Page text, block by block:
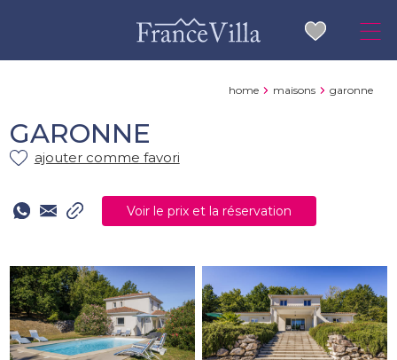
home maisons garonne
GARONNE
ajouter comme favori
Voir le prix et la réservation